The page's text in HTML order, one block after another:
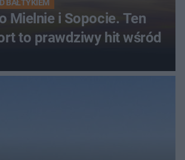
BAŁTYKIEM
Mielnie i Sopocie. Ten
to prawdziwy hit wśród